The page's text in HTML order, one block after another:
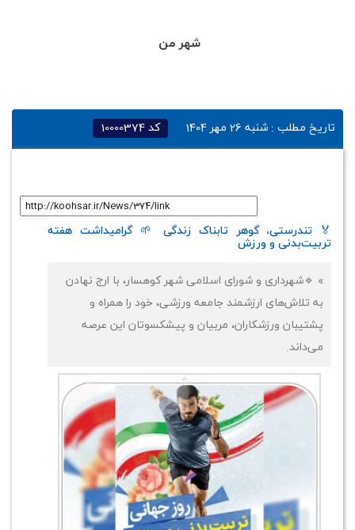
شهر من
تاریخ مطلب : شنبه 26 مهر 1404 کد 10000374
🏅 تندرستی، گوهر تابناک زندگی 🌱 گرامیداشت هفته
تربیت‌بدنی و ورزش
» 🔹شهرداری و شورای اسلامی شهر کوهسار، با ارج نهادن
به تلاش‌های ارزشمند جامعه ورزشی، خود را همراه و
پشتیبان ورزشکاران، مربیان و پیشکسوتان این عرصه
می‌داند.